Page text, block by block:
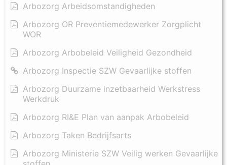
Arbozorg Arbeidsomstandigheden
Arbozorg OR Preventiemedewerker Zorgplicht
WOR
Arbozorg Arbobeleid Veiligheid Gezondheid
Arbozorg Inspectie SZW Gevaarlijke stoffen
Arbozorg Duurzame inzetbaarheid Werkstress
Werkdruk
Arbozorg RI&E Plan van aanpak Arbobeleid
Arbozorg Taken Bedrijfsarts
Arbozorg Ministerie SZW Veilig werken Gevaarlijke